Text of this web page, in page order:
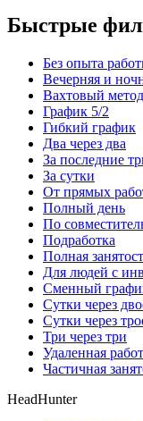
Быстрые
Без опыта
Вечерняя и
Вахтовый метод
График 5/2
Гибкий график
Два через два
За последние
За сутки
От прямых
Полный день
По
Подработка
Полная
Для людей с
Сменный
Сутки через
Сутки через
Три через три
Удаленная
Частичная
HeadHunter